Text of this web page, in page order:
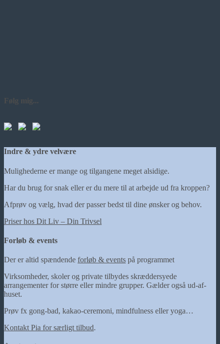
Følg mig...
Indre & ydre velvære
Mulighederne er mange og tilgangene meget alsidige.
Har du brug for snak eller er du mere til at arbejde ud fra kroppen?
Afprøv og vælg, hvad der passer bedst til dine ønsker og behov.
Priser hos Dit Liv – Din Trivsel
Forløb & events
Der er altid spændende forløb & events på programmet
Virksomheder, skoler og private tilbydes skræddersyede
arrangementer for større eller mindre grupper. Gælder også ud-af-
huset.
Prøv fx gong-bad, kakao-ceremoni, mindfulness eller yoga…
Kontakt Pia for særligt tilbud.